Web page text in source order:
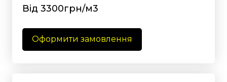
Від 3300грн/м3
Оформити замовлення